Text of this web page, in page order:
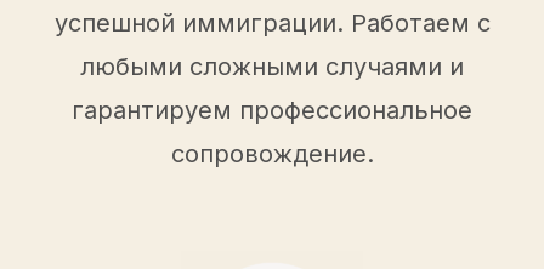
успешной иммиграции. Работаем с
любыми сложными случаями и
гарантируем профессиональное
сопровождение.